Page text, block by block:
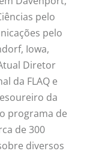
pelo
pelo
Iowa,
Diretor
da FLAQ e
da
programa de
de 300
diversos